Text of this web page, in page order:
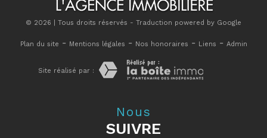
© 2026 | Tous droits réservés - Traduction powered by Google
Plan du site - Mentions légales - Nos honoraires - Liens - Admin
Site réalisé par :
Nous
SUIVRE